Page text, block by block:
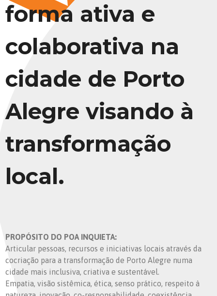
forma ativa e
colaborativa na
cidade de Porto
Alegre visando à
transformação
local.
PROPÓSITO DO POA INQUIETA:
Articular pessoas, recursos e iniciativas locais através da
cocriação para a transformação de Porto Alegre numa
cidade mais inclusiva, criativa e sustentável.
Empatia, visão sistêmica, ética, senso prático, respeito à